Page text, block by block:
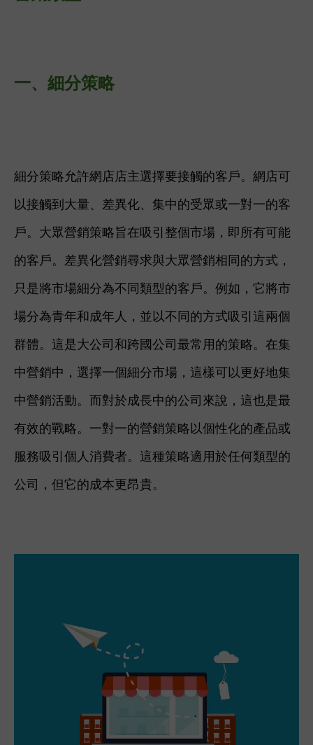
一、細分策略
細分策略允許網店店主選擇要接觸的客戶。網店可
以接觸到大量、差異化、集中的受眾或一對一的客
戶。 大眾營銷策略旨在吸引整個市場，即所有可能
的客戶。 差異化營銷尋求與大眾營銷相同的方式，
只是將市場細分為不同類型的客戶。例如，它將市
場分為青年和成年人，並以不同的方式吸引這兩個
群體。這是大公司和跨國公司最常用的策略。 在集
中營銷中，選擇一個細分市場，這樣可以更好地集
中營銷活動。而對於成長中的公司來說，這也是最
有效的戰略。 一對一的營銷策略以個性化的產品或
服務吸引個人消費者。這種策略適用於任何類型的
公司，但它的成本更昂貴。